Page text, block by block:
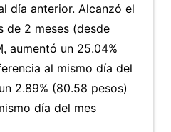
día anterior. Alcanzó el
de 2 meses (desde
aumentó un 25.04%
al mismo día del
2.89% (80.58 pesos)
día del mes